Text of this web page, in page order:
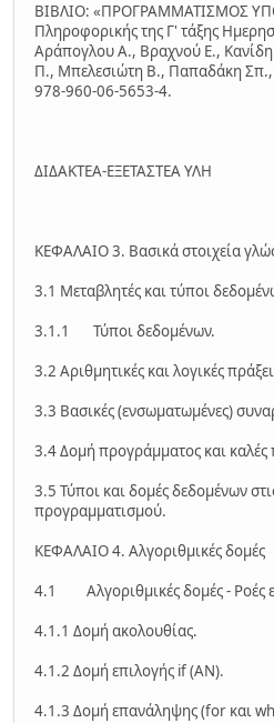
ΒΙΒΛΙΟ: «ΠΡΟΓΡΑΜΜΑΤΙΣΜΟΣ
Πληροφορικής της Γ' τάξης
Αράπογλου Α., Βραχνού Ε.,
Π., Μπελεσιώτη Β., Παπαδάκη Σπ.,
978-960-06-5653-4.
ΔΙΔΑΚΤΕΑ-ΕΞΕΤΑΣΤΕΑ ΥΛΗ
ΚΕΦΑΛΑΙΟ 3. Βασικά στοιχεία
3.1 Μεταβλητές και τύποι
3.1.1 Τύποι δεδομένων.
3.2 Αριθμητικές και λογικές
3.3 Βασικές (ενσωματωμένες)
3.4 Δομή προγράμματος και καλές
3.5 Τύποι και δομές δεδομένων
προγραμματισμού.
ΚΕΦΑΛΑΙΟ 4. Αλγοριθμικές δομές
4.1 Αλγοριθμικές δομές - Ροές
4.1.1 Δομή ακολουθίας.
4.1.2 Δομή επιλογής if (ΑΝ).
4.1.3 Δομή επανάληψης (for και